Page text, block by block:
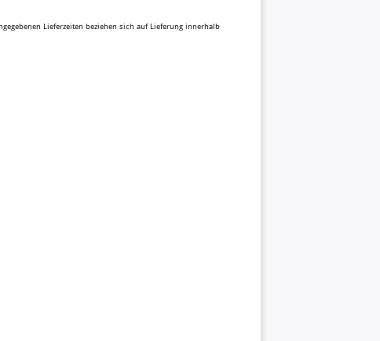
Lieferzeiten beziehen sich auf Lieferung innerhalb